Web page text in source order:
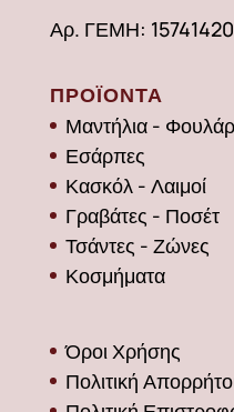
Αρ. ΓΕΜΗ:
ΠΡΟΪΟΝΤΑ
Μαντήλια -
Εσάρπες
Κασκόλ - Λαιμοί
Γραβάτες - Ποσέτ
Τσάντες - Ζώνες
Κοσμήματα
Όροι Χρήσης
Πολιτική